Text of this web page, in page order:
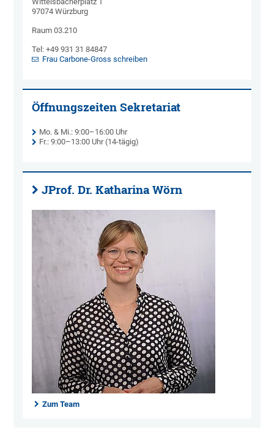
97074 Würzburg
Raum 03.210
Tel: +49 931 31 84847
Frau Carbone-Gross schreiben
Öffnungszeiten Sekretariat
Mo. & Mi.: 9:00–16:00 Uhr
Fr.: 9:00–13:00 Uhr (14-tägig)
JProf. Dr. Katharina Wörn
Zum Team